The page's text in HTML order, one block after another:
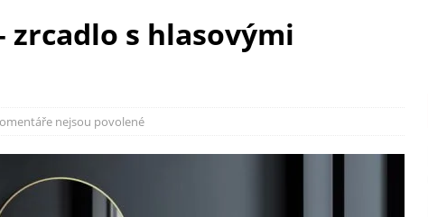
HARDWARE
Nová řada multifunkčních kancelářských tiskáren Canon imageFORCE s modely
Blockchain a růst krypto kasin: Co by měli vědět milovníci technologií
zrcadlo s hlasovými
nejsou povolené